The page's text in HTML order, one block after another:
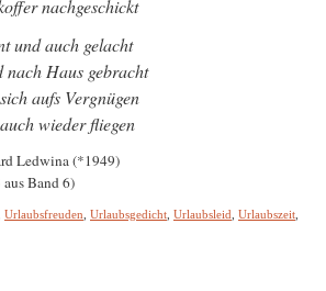
nachgeschickt
und auch gelacht
nach Haus gebracht
aufs Vergnügen
wieder fliegen
Ledwina (*1949)
Band 6)
Urlaubsfreuden Urlaubsgedicht Urlaubsleid Urlaubszeit